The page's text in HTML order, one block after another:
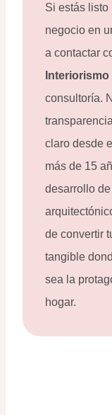
Si estás listo
negocio en
a contactar
consultoría.
claro desde
más de 15
desarrollo
de convertir
tangible
sea la
hogar.